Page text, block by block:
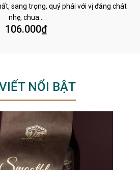
sang trọng, quý phái với vị đắng chát
nhẹ, chua…
106.000₫
NỔI BẬT